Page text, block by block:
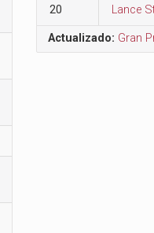
20 Lance
Actualizado: Gran